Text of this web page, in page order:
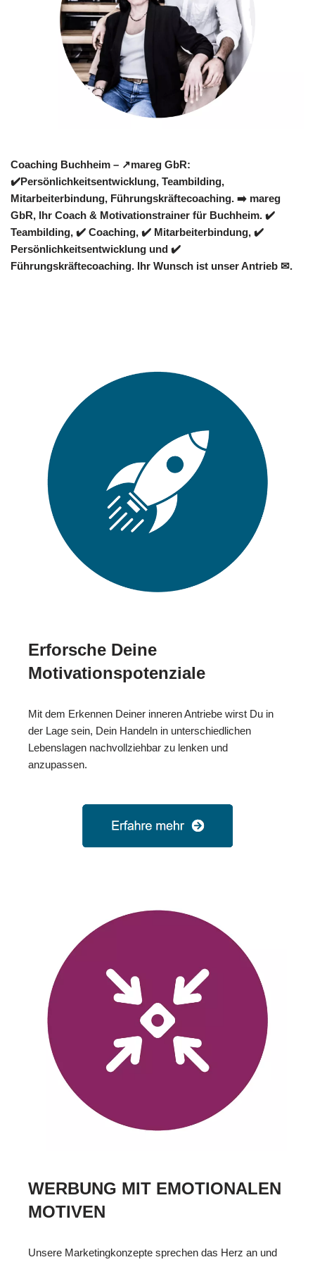
Coaching Buchheim – ↗️mareg GbR:
✔️Persönlichkeitsentwicklung, Teambilding,
Mitarbeiterbindung, Führungskräftecoaching. ➡️ mareg
GbR, Ihr Coach & Motivationstrainer für Buchheim. ✔️
Teambilding, ✔️ Coaching, ✔️ Mitarbeiterbindung, ✔️
Persönlichkeitsentwicklung und ✔️
Führungskräftecoaching. Ihr Wunsch ist unser Antrieb ✉.
Erforsche Deine
Motivationspotenziale
Mit dem Erkennen Deiner inneren Antriebe wirst Du in
der Lage sein, Dein Handeln in unterschiedlichen
Lebenslagen nachvollziehbar zu lenken und
anzupassen.
WERBUNG MIT EMOTIONALEN
MOTIVEN
Unsere Marketingkonzepte sprechen das Herz an und